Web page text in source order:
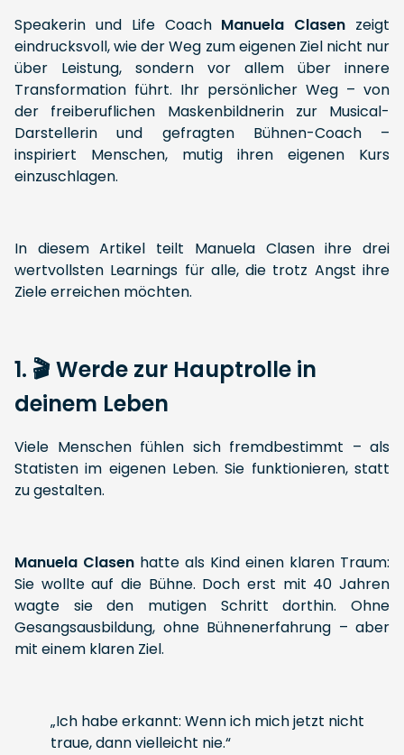
Speakerin und Life Coach Manuela Clasen zeigt
eindrucksvoll, wie der Weg zum eigenen Ziel nicht nur
über Leistung, sondern vor allem über innere
Transformation führt. Ihr persönlicher Weg – von
der freiberuflichen Maskenbildnerin zur Musical-
Darstellerin und gefragten Bühnen-Coach –
inspiriert Menschen, mutig ihren eigenen Kurs
einzuschlagen.
In diesem Artikel teilt Manuela Clasen ihre drei
wertvollsten Learnings für alle, die trotz Angst ihre
Ziele erreichen möchten.
1. 🎬 Werde zur Hauptrolle in
deinem Leben
Viele Menschen fühlen sich fremdbestimmt – als
Statisten im eigenen Leben. Sie funktionieren, statt
zu gestalten.
Manuela Clasen hatte als Kind einen klaren Traum:
Sie wollte auf die Bühne. Doch erst mit 40 Jahren
wagte sie den mutigen Schritt dorthin. Ohne
Gesangsausbildung, ohne Bühnenerfahrung – aber
mit einem klaren Ziel.
„Ich habe erkannt: Wenn ich mich jetzt nicht
traue, dann vielleicht nie.“